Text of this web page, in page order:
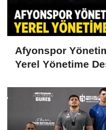
Afyonspor
Yerel Yönetime